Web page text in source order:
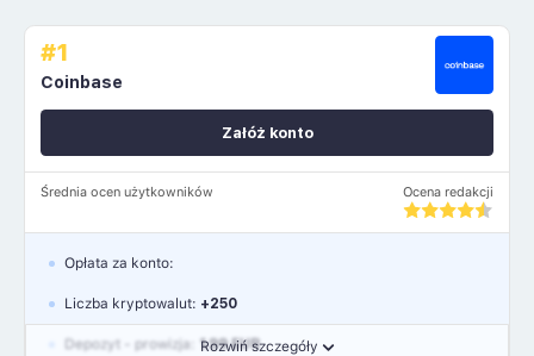
#1
Coinbase
Średnia ocen użytkowników Ocena redakcji
Załóż konto
Rozwiń szczegóły
Opłata za konto:
Liczba kryptowalut: +250
Depozyt - prowizja: 1.99 EUR